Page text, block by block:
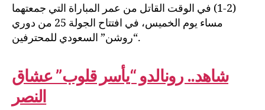
(2-1) في الوقت القاتل من عمر المباراة التي جمعتهما
مساء يوم الخميس، في افتتاح الجولة 25 من دوري
“روشن” السعودي للمحترفين.
شاهد.. رونالدو “يأسر قلوب” عشاق
النصر